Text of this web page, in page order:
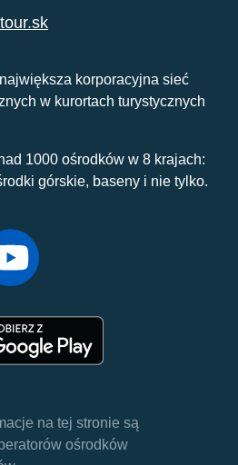
korporacyjna sieć
w kurortach turystycznych
1000 ośrodków w 8 krajach:
górskie, baseny i nie tylko.
na tej stronie są
ośrodków